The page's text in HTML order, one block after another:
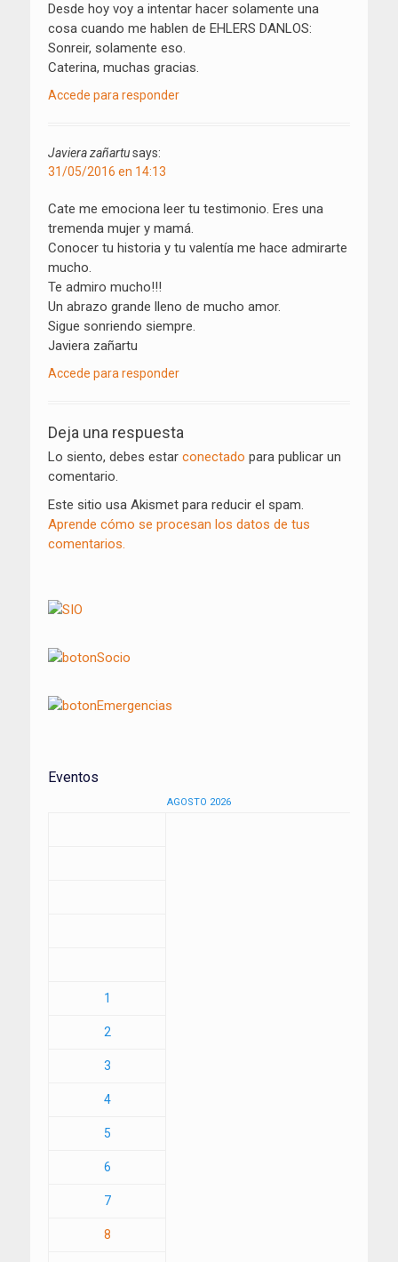
Desde hoy voy a intentar hacer solamente una
cosa cuando me hablen de EHLERS DANLOS:
Sonreir, solamente eso.
Caterina, muchas gracias.
Accede para responder
Javiera zañartusays:
31/05/2016 en 14:13
Cate me emociona leer tu testimonio. Eres una
tremenda mujer y mamá.
Conocer tu historia y tu valentía me hace admirarte
mucho.
Te admiro mucho!!!
Un abrazo grande lleno de mucho amor.
Sigue sonriendo siempre.
Javiera zañartu
Accede para responder
Deja una respuesta
Lo siento, debes estar conectado para publicar un
comentario.
Este sitio usa Akismet para reducir el spam.
Aprende cómo se procesan los datos de tus
comentarios.
Eventos
AGOSTO 2026
1
2
3
4
5
6
7
8